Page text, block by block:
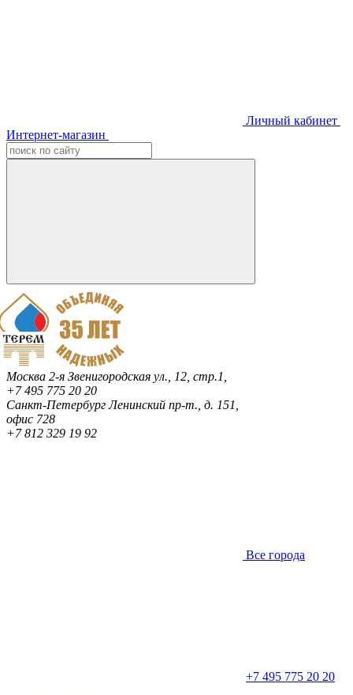
Личный кабинет
Интернет-магазин
Москва 2-я Звенигородская ул., 12, стр.1,
+7 495 775 20 20
Санкт-ПетербургЛенинский пр-т., д. 151,
офис 728
+7 812 329 19 92
Все города
+7 495 775 20 20